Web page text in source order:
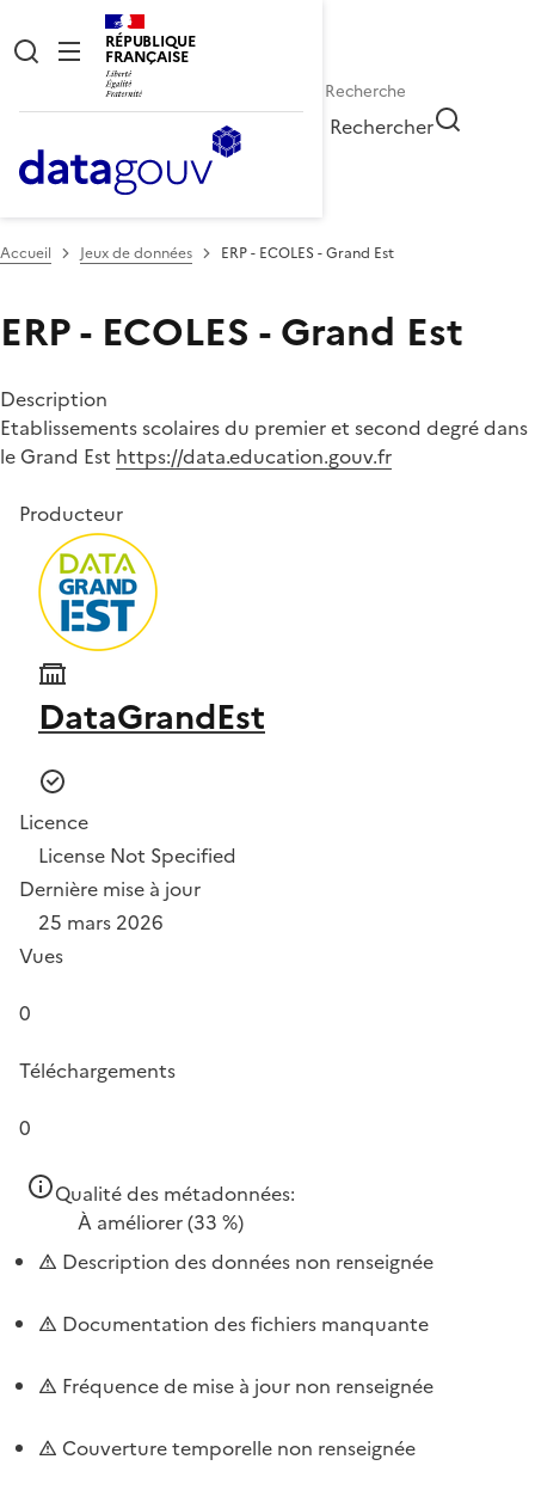
RÉPUBLIQUE
FRANÇAISE
Rechercher
Accueil Jeux de données ERP - ECOLES - Grand Est
ERP - ECOLES - Grand Est
Description
Etablissements scolaires du premier et second degré dans
le Grand Est https://data.education.gouv.fr
Producteur
DataGrandEst
Licence
License Not Specified
Dernière mise à jour
25 mars 2026
Vues
0
Téléchargements
0
Qualité des métadonnées:
À améliorer(33 %)
Description des données non renseignée
Documentation des fichiers manquante
Fréquence de mise à jour non renseignée
Couverture temporelle non renseignée